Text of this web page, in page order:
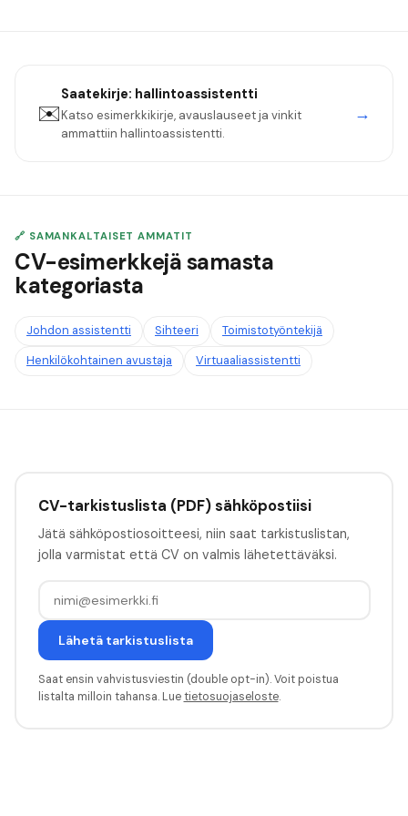
✉️
Saatekirje: hallintoassistentti
Katso esimerkkikirje, avauslauseet ja vinkit
ammattiin hallintoassistentti.
→
🔗 SAMANKALTAISET AMMATIT
CV-esimerkkejä samasta
kategoriasta
Johdon assistentti Sihteeri
Toimistotyöntekijä
Henkilökohtainen avustaja
Virtuaaliassistentti
CV-tarkistuslista (PDF) sähköpostiisi
Jätä sähköpostiosoitteesi, niin saat tarkistuslistan,
jolla varmistat että CV on valmis lähetettäväksi.
Lähetä tarkistuslista
Saat ensin vahvistusviestin (double opt-in). Voit poistua
listalta milloin tahansa. Luetietosuojaseloste.